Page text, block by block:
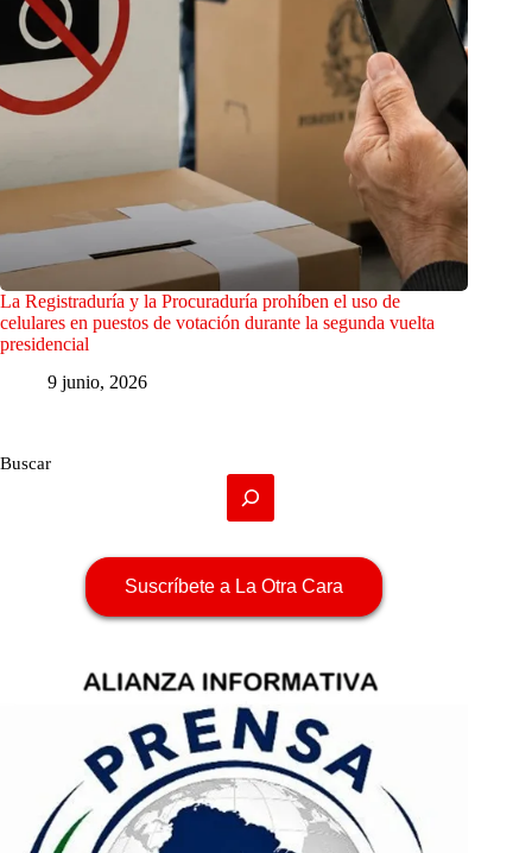
La Registraduría y la Procuraduría prohíben el uso de
celulares en puestos de votación durante la segunda vuelta
presidencial
9 junio, 2026
Buscar
Suscríbete a La Otra Cara